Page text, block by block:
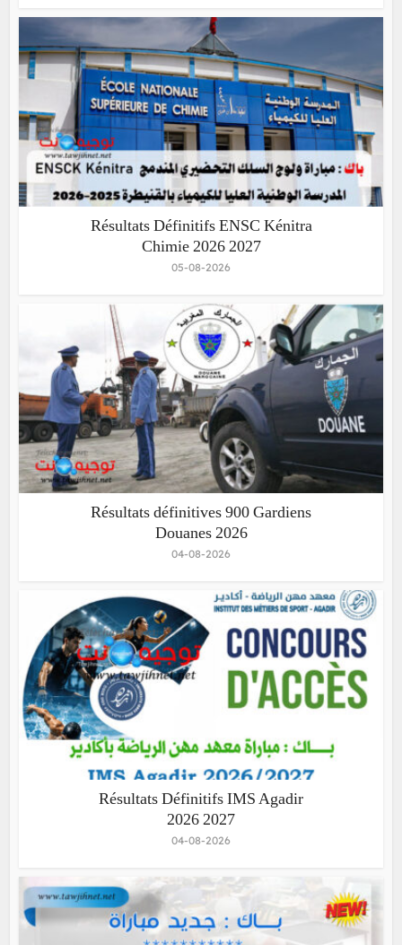
Résultats Définitifs ENSC Kénitra
Chimie 2026 2027
05-08-2026
Résultats définitives 900 Gardiens
Douanes 2026
04-08-2026
Résultats Définitifs IMS Agadir
2026 2027
04-08-2026